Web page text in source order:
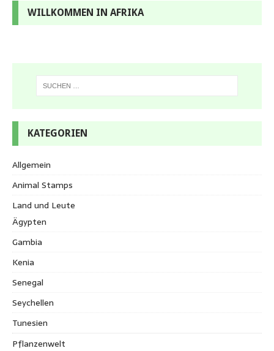
WILLKOMMEN IN AFRIKA
KATEGORIEN
Allgemein
Animal Stamps
Land und Leute
Ägypten
Gambia
Kenia
Senegal
Seychellen
Tunesien
Pflanzenwelt